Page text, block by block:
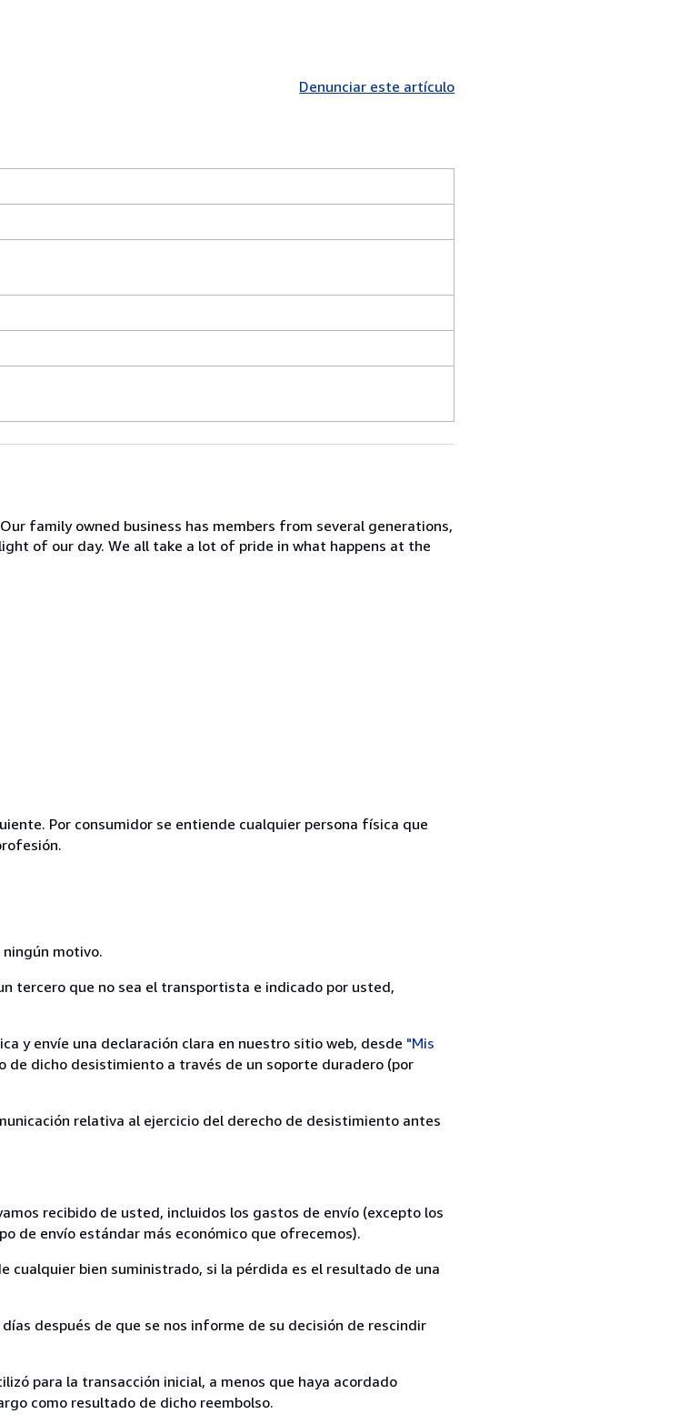
Denunciar este artículo
family owned business has members from several generations,
of our day. We all take a lot of pride in what happens at the
Por consumidor se entiende cualquier persona física que
motivo.
tercero que no sea el transportista e indicado por usted,
y envíe una declaración clara en nuestro sitio web, desde "Mis
de dicho desistimiento a través de un soporte duradero (por
relativa al ejercicio del derecho de desistimiento antes
recibido de usted, incluidos los gastos de envío (excepto los
de envío estándar más económico que ofrecemos).
cualquier bien suministrado, si la pérdida es el resultado de una
después de que se nos informe de su decisión de rescindir
para la transacción inicial, a menos que haya acordado
como resultado de dicho reembolso.